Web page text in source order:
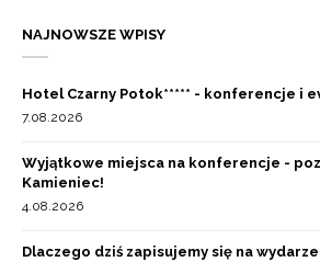
NAJNOWSZE WPISY
Hotel Czarny Potok***** - konferencje i
7.08.2026
Wyjątkowe miejsca na konferencje -
Kamieniec!
4.08.2026
Dlaczego dziś zapisujemy się na